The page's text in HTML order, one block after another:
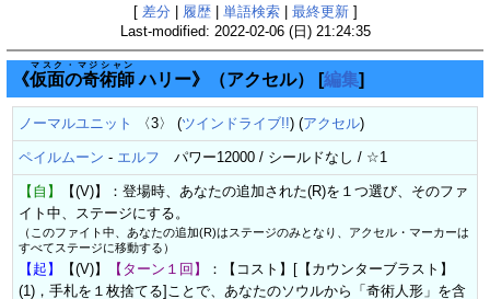
[ 差分 履歴| 単語検索| 最終更新]
Last-modified: 2022-02-06 (日) 21:24:35
《仮面の奇術師
マスク・マジシャン
ハリー》（アクセル） [編集]
ノーマルユニット 〈3〉 (ツインドライブ!!) (アクセル)
ペイルムーン - エルフ パワー12000 / シールドなし / ☆1
【自】
【(V)】：登場時、あなたの追加された(R)を１つ選び、そのファ
イト中、ステージにする。
（このファイト中、あなたの追加(R)はステージのみとなり、アクセル・マーカーは
すべてステージに移動する）
【起】 【(V)】 【ターン１回】
：【コスト】[【カウンターブラスト】
(1)，手札を１枚捨てる]ことで、あなたのソウルから「奇術人形」を含